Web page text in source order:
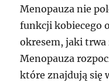
Menopauza nie
funkcji kobiecego
okresem, jaki trwa
Menopauza
które znajdują się